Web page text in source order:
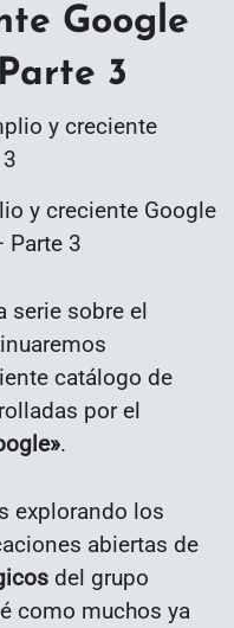
Google
3
y creciente Google
Parte 3
serie sobre el
catálogo de
por el
.
explorando los
abiertas de
del grupo
como muchos ya